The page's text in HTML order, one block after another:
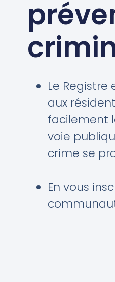
Le
aux
facilement
voie
crime se
En vous